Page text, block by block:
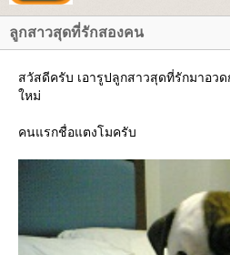
ลูกสาวสุดที่รักสองคน
สวัสดีครับ เอารูปลูกสาวสุดที่รักมาอว
หม่
คนแรกชื่อแตงโมครับ